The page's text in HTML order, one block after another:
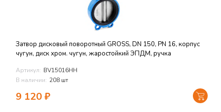
Затвор дисковый поворотный GROSS, DN 150, PN 16, корпус
чугун, диск хром. чугун, жаростойкий ЭПДМ, ручка
Артикул: BV15016HH
В наличии: 208 шт
9 120₽